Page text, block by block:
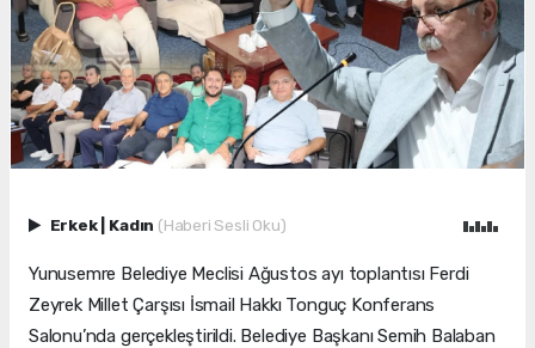
Erkek Kadın (Haberi Sesli Oku)
Yunusemre Belediye Meclisi Ağustos ayı toplantısı Ferdi
Zeyrek Millet Çarşısı İsmail Hakkı Tonguç Konferans
Salonu’nda gerçekleştirildi. Belediye Başkanı Semih Balaban